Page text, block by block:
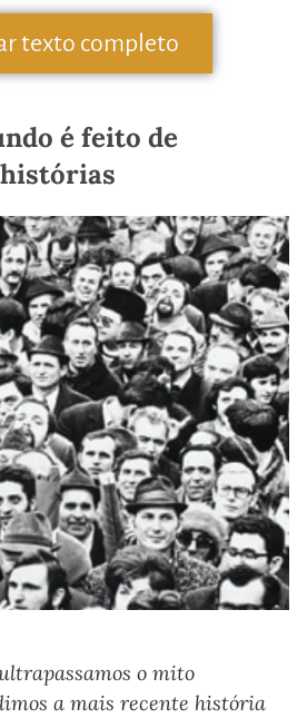
texto completo
é feito de
histórias
o mito
a mais recente história